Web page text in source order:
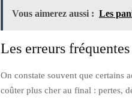
Vous aimerez aussi : Les
Les erreurs
On constate souvent que certains
coûter plus cher au final : pertes,